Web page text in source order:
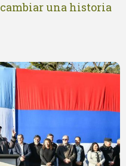
una historia